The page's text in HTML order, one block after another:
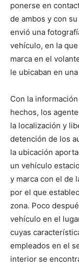
ponerse en
de ambos y con
envió una
vehículo, en la
marca en el
le ubicaban en
Con la
hechos, los
la localización y
detención de los
la ubicación
un vehículo
y marca con el de
por el que
zona. Poco
vehículo en el
cuyas
empleados en el
interior se